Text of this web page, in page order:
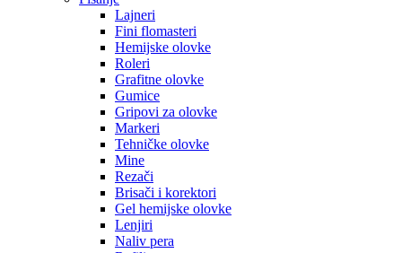
Lajneri
Fini flomasteri
Hemijske olovke
Roleri
Grafitne olovke
Gumice
Gripovi za olovke
Markeri
Tehničke olovke
Mine
Rezači
Brisači i korektori
Gel hemijske olovke
Lenjiri
Naliv pera